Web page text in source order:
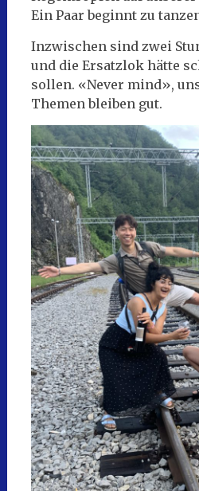
Ein Paar beginnt zu
Inzwischen sind zwei
und die Ersatzlok hätte
sollen. «Never mind»,
Themen bleiben gut.